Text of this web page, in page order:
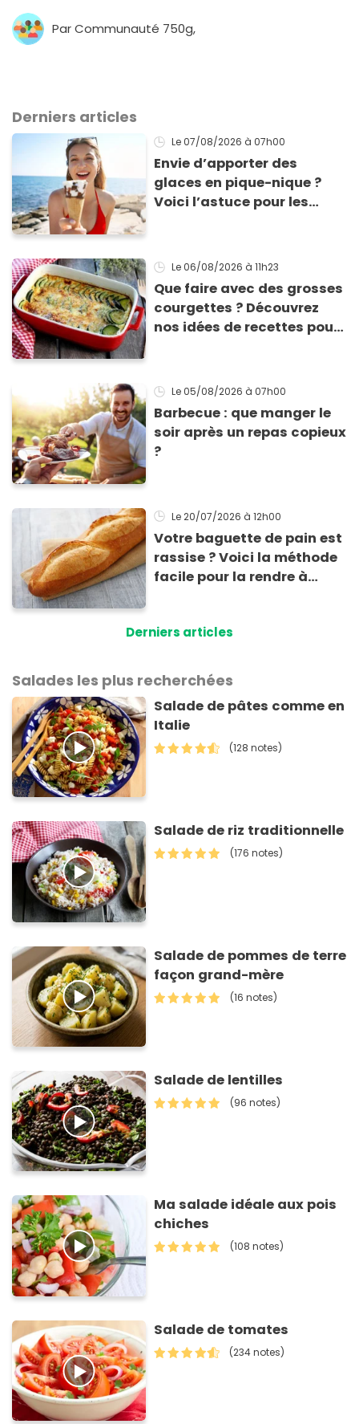
Par Communauté 750g,
Derniers articles
Le 07/08/2026 à 07h00
Envie d’apporter des
glaces en pique-nique ?
Voici l’astuce pour les
ne fondent !
Le 06/08/2026 à 11h23
Que faire avec des grosses
courgettes ? Découvrez
nos idées de recettes pour
Le 05/08/2026 à 07h00
Barbecue : que manger le
soir après un repas copieux
?
Le 20/07/2026 à 12h00
Votre baguette de pain est
rassise ? Voici la méthode
facile pour la rendre à
Derniers articles
Salades les plus recherchées
Salade de pâtes comme en
Italie
(128 notes)
Salade de riz traditionnelle
(176 notes)
Salade de pommes de terre
façon grand-mère
(16 notes)
Salade de lentilles
(96 notes)
Ma salade idéale aux pois
chiches
(108 notes)
Salade de tomates
(234 notes)